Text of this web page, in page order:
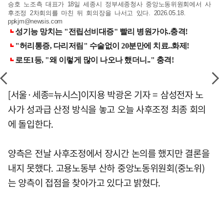
승호 노조측 대표가 18일 세종시 정부세종청사 중앙노동위원회에서 사
후조정 2차회의를 마친 뒤 회의장을 나서고 있다. 2026.05.18.
ppkjm@newsis.com
[서울·세종=뉴시스]이지용 박광온 기자 = 삼성전자 노
사가 성과급 산정 방식을 놓고 오늘 사후조정 최종 회의
에 돌입한다.
양측은 전날 사후조정에서 장시간 논의를 했지만 결론을
내지 못했다. 고용노동부 산하 중앙노동위원회(중노위)
는 양측이 접점을 찾아가고 있다고 밝혔다.